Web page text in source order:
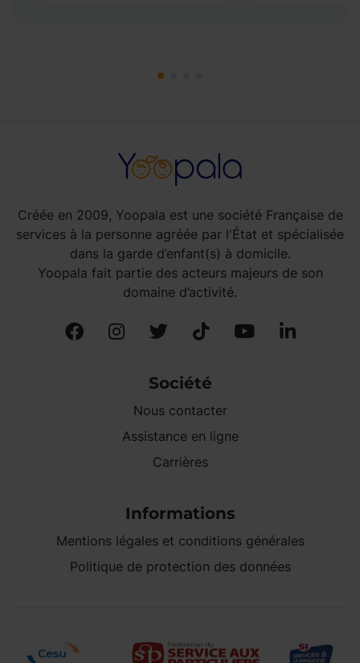
Créée en 2009, Yoopala est une société Française de
services à la personne agréée par l'État et spécialisée
dans la garde d’enfant(s) à domicile.
Yoopala fait partie des acteurs majeurs de son
domaine d’activité.
Société
Nous contacter
Assistance en ligne
Carrières
Informations
Mentions légales et conditions générales
Politique de protection des données